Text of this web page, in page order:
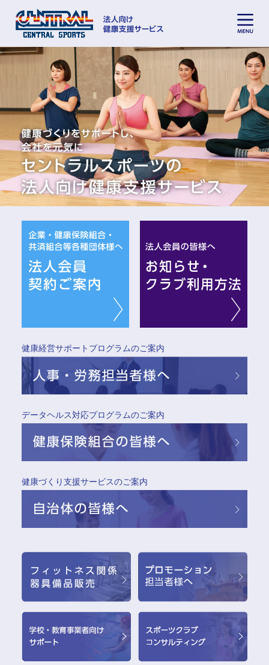
健康経営サポート プログラムのご案内
データヘルス対応プログラムのご案内
健康づくり支援サービスのご案内